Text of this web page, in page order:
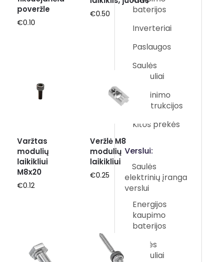
Saulės
elektrinių įranga
verslui
Energijos
kaupimo
baterijos
Saulės
moduliai
baterijos
Inverteriai
Paslaugos
Saulės
moduliai
Tvirtinimo
konstrukcijos
Kitos prekės
poveržle
€0.10
€0.50
Varžtas
modulių
laikikliui
M8x20
€0.12
Veržlė M8
modulių
laikikliui
€0.25